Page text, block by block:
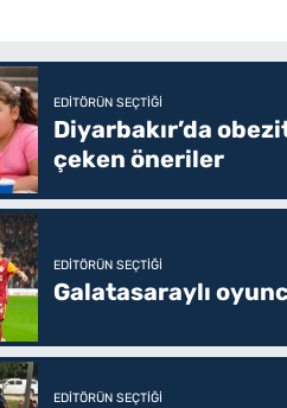
EDITÖRÜN SEÇTIĞI
Diyarbakır’da
çeken öneriler
EDITÖRÜN SEÇTIĞI
Galatasaraylı
EDITÖRÜN SEÇTIĞI